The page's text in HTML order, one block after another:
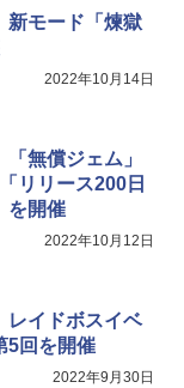
ノ空女学院スクー
Garden Part
版）
新モード「煉獄
2022年10月14日
無償ジェム」
リリース200日
を開催
2022年10月12日
レイドボスイベ
5回を開催
2022年9月30日